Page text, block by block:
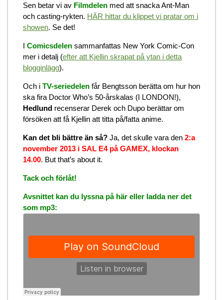
Sen betar vi av Filmdelen med att snacka Ant-Man
och casting-rykten. HÄR hittar du klippet vi pratar om i
showen. Se det!
I Comicsdelen sammanfattas New York Comic-Con
mer i detalj (efter att Kjellin skrapat på ytan i detta
blogginlägg).
Och i TV-seriedelen får Bengtsson berätta om hur hon
ska fira Doctor Who’s 50-årskalas (I LONDON!),
Hedlund recenserar Derek och Dupo berättar om
försöken att få Kjellin att titta på/fatta anime.
Kan det bli bättre än så? Ja, det skulle vara den 2:a
november 2013 i SAL E4 på GAMEX, klockan
14.00. But that’s about it.
Tack och förlåt!
Avsnittet kan du lyssna på här eller ladda ner det
som mp3: